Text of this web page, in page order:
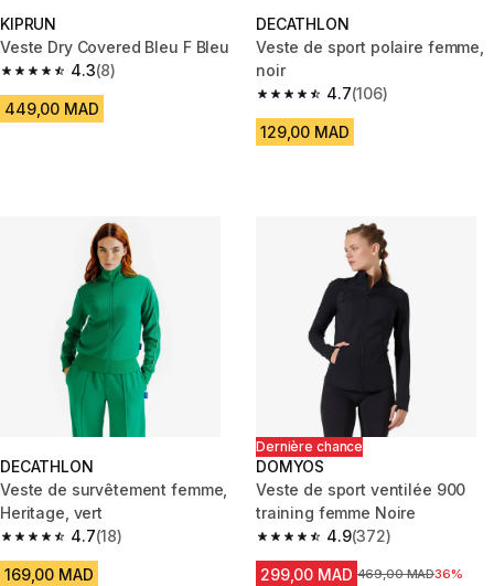
KIPRUN
Veste Dry Covered Bleu F Bleu
4.3
4.3 out of 5 stars from 8 reviews
(8)
449,00 MAD
DECATHLON
Veste de sport polaire femme,
noir
4.7
4.7 out of 5 stars from 106
(106)
129,00 MAD
DECATHLON
Veste de survêtement femme,
Heritage, vert
4.7
4.7 out of 5 stars from 18 reviews
(18)
169,00 MAD
Dernière chance
DOMYOS
Veste de sport ventilée 900
training femme Noire
4.9
4.9 out of 5 stars from 372
(372)
299,00 MAD Prix avant la réduction
469,00 MAD36%